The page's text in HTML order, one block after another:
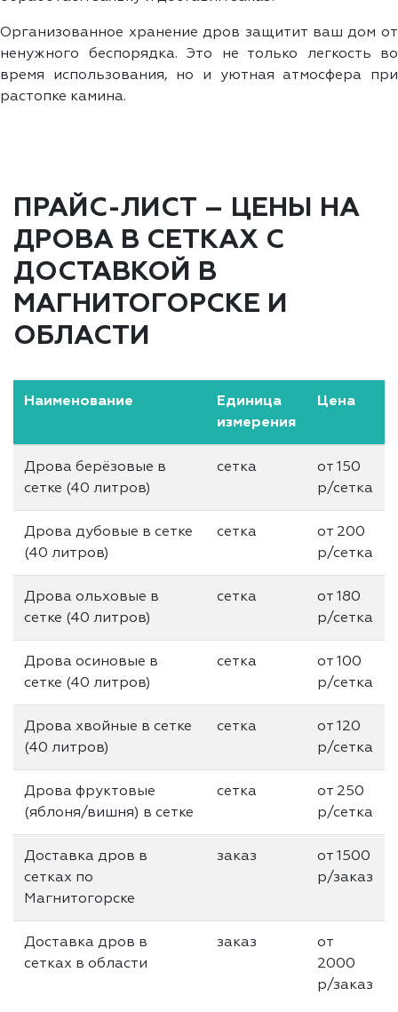
Организованное хранение дров защитит ваш дом от
ненужного беспорядка. Это не только легкость во
время использования, но и уютная атмосфера при
растопке камина.
ПРАЙС-ЛИСТ – ЦЕНЫ НА
ДРОВА В СЕТКАХ С
ДОСТАВКОЙ В
МАГНИТОГОРСКЕ И
ОБЛАСТИ
Наименование
Единица
измерения
Цена
Дрова берёзовые в
сетке (40 литров)
сетка
от 150
р/сетка
Дрова дубовые в сетке
(40 литров)
сетка
от 200
р/сетка
Дрова ольховые в
сетке (40 литров)
сетка
от 180
р/сетка
Дрова осиновые в
сетке (40 литров)
сетка
от 100
р/сетка
Дрова хвойные в сетке
(40 литров)
сетка
от 120
р/сетка
Дрова фруктовые
(яблоня/вишня) в сетке
сетка
от 250
р/сетка
Доставка дров в
сетках по
Магнитогорске
заказ
от 1500
р/заказ
Доставка дров в
сетках в области
заказ
от
2000
р/заказ